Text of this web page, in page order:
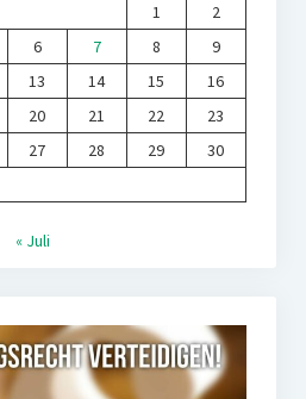
1
2
6 7 8
9
13 14 15
16
20 21 22
23
27 28 29
30
« Juli